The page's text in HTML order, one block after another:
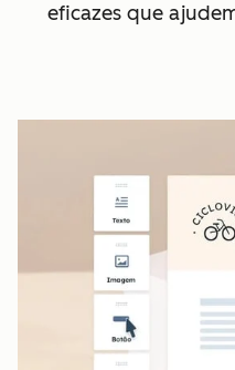
eficazes que